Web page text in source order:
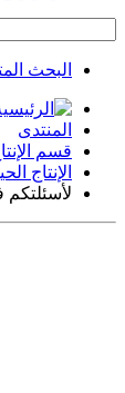
البحث
المنتدى
قسم
الإنتاج
لأسئلتكم